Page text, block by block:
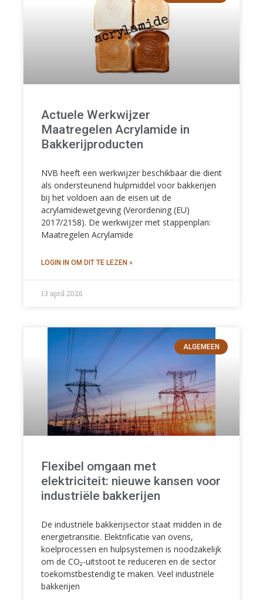
Actuele Werkwijzer
Maatregelen Acrylamide in
Bakkerijproducten
NVB heeft een werkwijzer beschikbaar die dient
als ondersteunend hulpmiddel voor bakkerijen
bij het voldoen aan de eisen uit de
acrylamidewetgeving (Verordening (EU)
2017/2158). De werkwijzer met stappenplan:
Maatregelen Acrylamide
13 april 2026
ALGEMEEN
Flexibel omgaan met
elektriciteit: nieuwe kansen voor
industriële bakkerijen
De industriële bakkerijsector staat midden in de
energietransitie. Elektrificatie van ovens,
koelprocessen en hulpsystemen is noodzakelijk
om de CO₂-uitstoot te reduceren en de sector
toekomstbestendig te maken. Veel industriële
bakkerijen